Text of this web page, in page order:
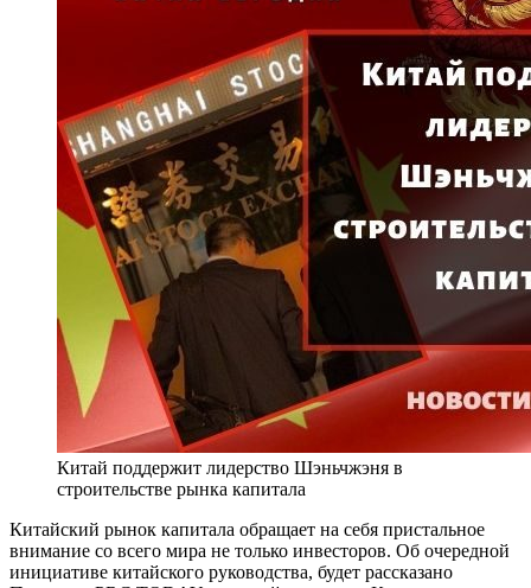
Китай поддержит лидерство Шэньчжэня в
строительстве рынка капитала
Китайский рынок капитала обращает на себя пристальное
внимание со всего мира не только инвесторов. Об очередной
инициативе китайского руководства, будет рассказано